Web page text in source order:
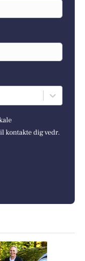
kontakte dig vedr.